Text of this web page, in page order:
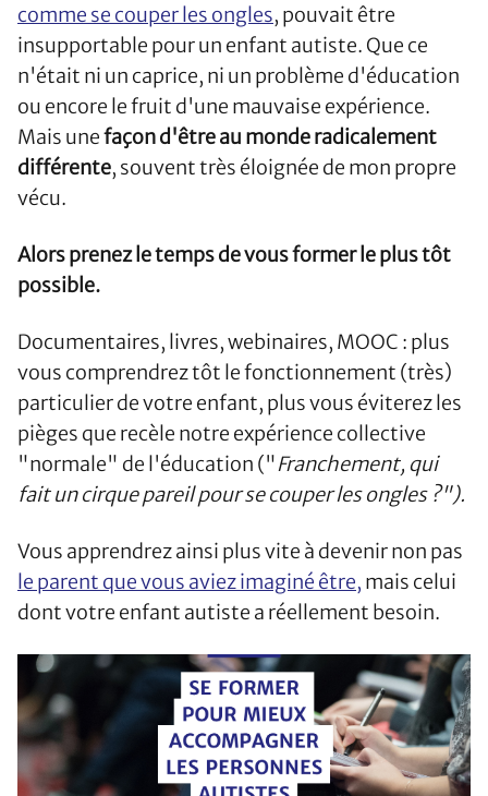
comme se couper les ongles, pouvait être
insupportable pour un enfant autiste. Que ce
n'était ni un caprice, ni un problème d'éducation
ou encore le fruit d'une mauvaise expérience.
Mais unefaçon d'être au monde radicalement
différente, souvent très éloignée de mon propre
vécu.
Alors prenez le temps de vous former le plus tôt
possible.
Documentaires, livres, webinaires, MOOC : plus
vous comprendrez tôt le fonctionnement (très)
particulier de votre enfant, plus vous éviterez les
pièges que recèle notre expérience collective
"normale" de l'éducation ("Franchement, qui
fait un cirque pareil pour se couper les ongles ?").
Vous apprendrez ainsi plus vite à devenir non pas
le parent que vous aviez imaginé être, mais celui
dont votre enfant autiste a réellement besoin.